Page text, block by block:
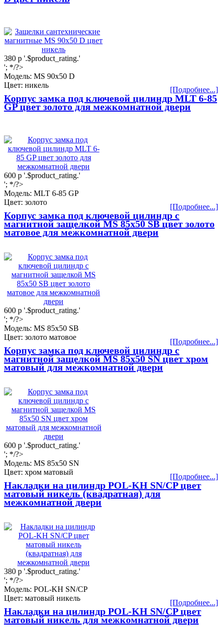
380 р '.$product_rating.'
'; */?>
Модель: МS 90x50 D
Цвет: никель
[Подробнее...]
Корпус замка под ключевой цилиндр MLT 6-85
GP цвет золото для межкомнатной двери
600 р '.$product_rating.'
'; */?>
Модель: MLT 6-85 GP
Цвет: золото
[Подробнее...]
Корпус замка под ключевой цилиндр с
магнитной защелкой МS 85x50 SB цвет золото
матовое для межкомнатной двери
600 р '.$product_rating.'
'; */?>
Модель: МS 85x50 SB
Цвет: золото матовое
[Подробнее...]
Корпус замка под ключевой цилиндр с
магнитной защелкой МS 85x50 SN цвет хром
матовый для межкомнатной двери
600 р '.$product_rating.'
'; */?>
Модель: МS 85x50 SN
Цвет: хром матовый
[Подробнее...]
Накладки на цилиндр POL-KH SN/CP цвет
матовый никель (квадратная) для
межкомнатной двери
380 р '.$product_rating.'
'; */?>
Модель: POL-KH SN/CP
Цвет: матовый никель
[Подробнее...]
Накладки на цилиндр POL-KH SN/CP цвет
матовый никель для межкомнатной двери